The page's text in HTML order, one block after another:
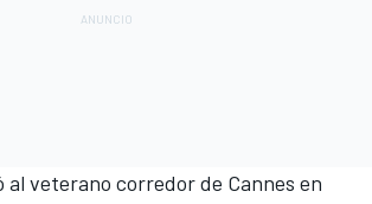
al veterano corredor de Cannes en